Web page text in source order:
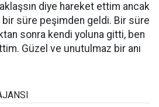
diye hareket ettim ancak
süre peşimden geldi. Bir süre
sonra kendi yoluna gitti, ben
Güzel ve unutulmaz bir anı